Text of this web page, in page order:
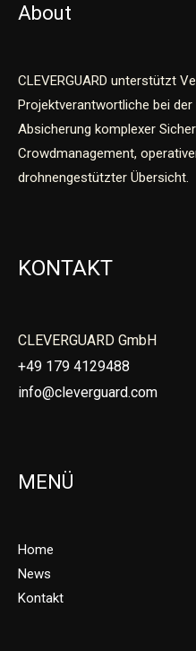
About
CLEVERGUARD unterstützt
Projektverantwortliche bei der
Absicherung komplexer
Crowdmanagement,
drohnengestützter Übersicht.
KONTAKT
CLEVERGUARD GmbH
+49 179 4129488
info@cleverguard.com
MENÜ
Home
News
Kontakt